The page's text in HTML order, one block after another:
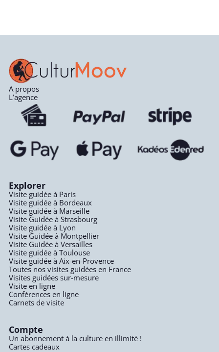
A propos
L’agence
Explorer
Visite guidée à Paris
Visite guidée à Bordeaux
Visite guidée à Marseille
Visite Guidée à Strasbourg
Visite guidée à Lyon
Visite Guidée à Montpellier
Visite Guidée à Versailles
Visite guidée à Toulouse
Visite guidée à Aix-en-Provence
Toutes nos visites guidées en France
Visites guidées sur-mesure
Visite en ligne
Conférences en ligne
Carnets de visite
Compte
Un abonnement à la culture en illimité !
Cartes cadeaux